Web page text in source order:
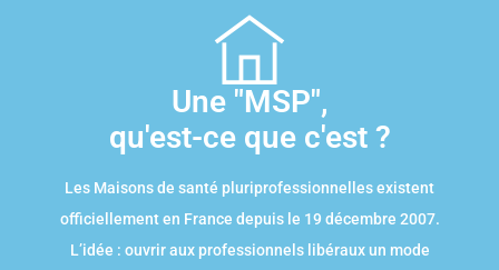
Une "MSP",
qu'est-ce que c'est ?
Les Maisons de santé pluriprofessionnelles existent
officiellement en France depuis le 19 décembre 2007.
L’idée : ouvrir aux professionnels libéraux un mode